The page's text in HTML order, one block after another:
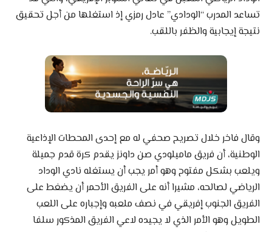
تساعد المدرب “الودادي” عادل رمزي إذ استغلها من أجل تحقيق
نتيجة إيجابية والظفر باللقب.
وقال فاخر خلال تصريح صحفي له مع إحدى المحطات الإذاعية
الوطنية، أن فريق ماميلودي صن داونز يقدم كرة قدم جميلة
ويلعب بشكل مفتوح وهو أمر يجب أن يستغله نادي الوداد
الرياضي لصالحه، مشيرا أنه على الفريق الأحمر أن يضغط على
الفريق الجنوب إفريقي في نصف ملعبه وإجباره على اللعب
الطويل وهو الأمر الذي لا يجيده لاعي الفريق المذكور سلفا